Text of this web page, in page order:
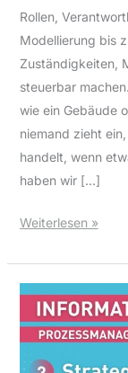
Rollen,
Modellierung bis
Zuständigkeiten,
steuerbar
wie ein Gebäude
niemand zieht
handelt, wenn
haben wir […]
Weiterlesen »
Strategie
trifft
Realität